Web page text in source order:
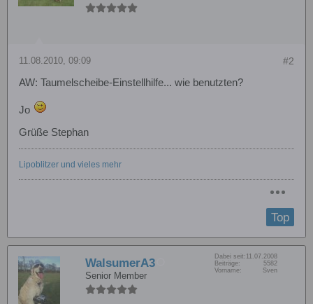
#2
11.08.2010, 09:09
AW: Taumelscheibe-Einstellhilfe... wie benutzten?
Jo
Grüße Stephan
Lipoblitzer und vieles mehr
Top
WalsumerA3
Senior Member
Dabei seit: 11.07.2008
Beiträge:
5582
Vorname:
Sven